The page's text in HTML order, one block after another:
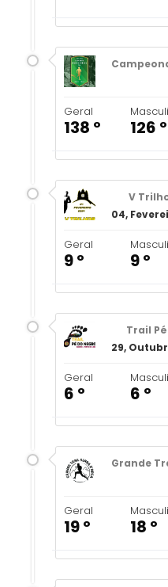
Geral
138 º 126 º
V
04,
Geral
9 º 9 º
Trail
29,
Geral
6 º 6 º
Grande
Geral
19 º 18 º